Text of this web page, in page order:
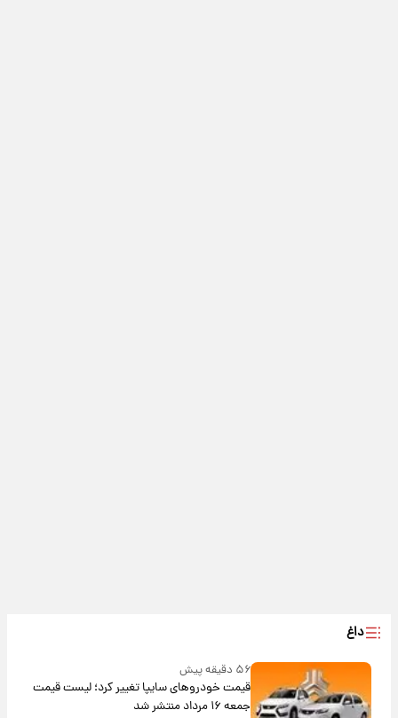
داغ
۵۶ دقیقه پیش
قیمت خودروهای سایپا تغییر کرد؛ لیست قیمت
جمعه ۱۶ مرداد منتشر شد